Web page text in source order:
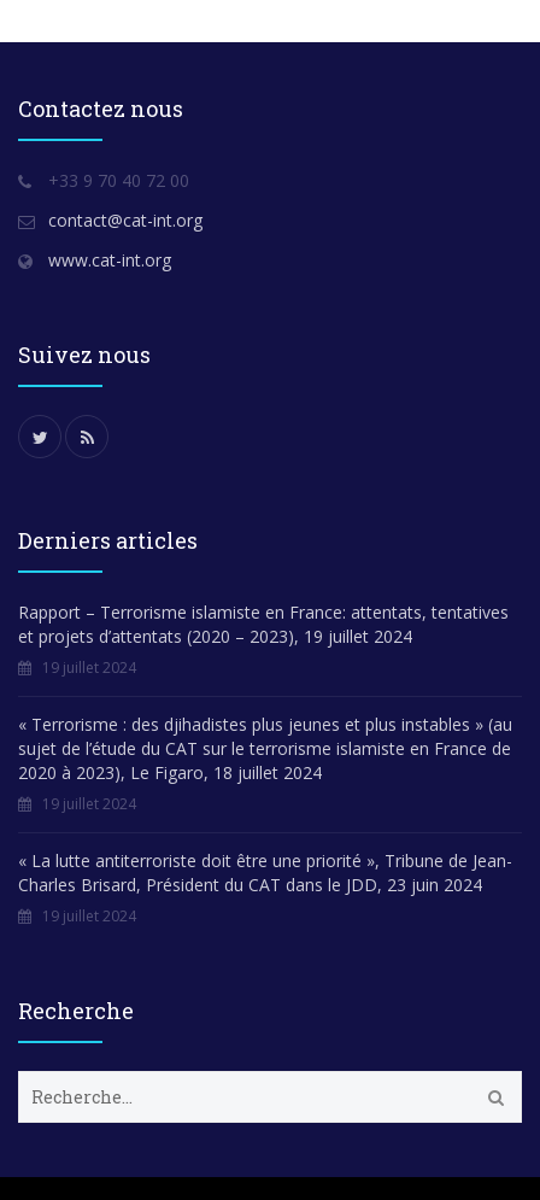
Contactez nous
+33 9 70 40 72 00
contact@cat-int.org
www.cat-int.org
Suivez nous
Derniers articles
Rapport – Terrorisme islamiste en France: attentats, tentatives
et projets d’attentats (2020 – 2023), 19 juillet 2024
19 juillet 2024
« Terrorisme : des djihadistes plus jeunes et plus instables » (au
sujet de l’étude du CAT sur le terrorisme islamiste en France de
2020 à 2023), Le Figaro, 18 juillet 2024
19 juillet 2024
« La lutte antiterroriste doit être une priorité », Tribune de Jean-
Charles Brisard, Président du CAT dans le JDD, 23 juin 2024
19 juillet 2024
Recherche
c
e